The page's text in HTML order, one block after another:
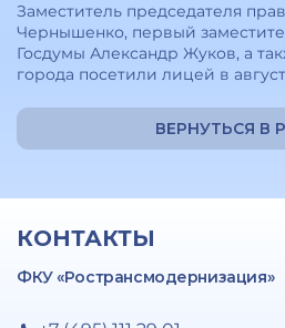
Заместитель председателя
Чернышенко, первый
Госдумы Александр Жуков, а
города посетили лицей в
ВЕРНУТЬСЯ В
КОНТАКТЫ
ФКУ «Ространсмодернизация»